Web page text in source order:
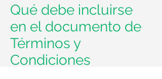
Qué debe incluirse
en el documento de
Términos y
Condiciones